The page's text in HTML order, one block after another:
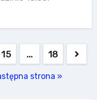
15 … 18
strona »